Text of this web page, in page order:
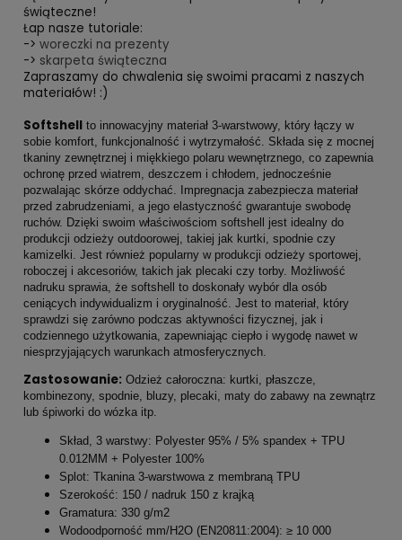
świąteczne!
Łap nasze tutoriale:
-> woreczki na prezenty
-> skarpeta świąteczna
Zapraszamy do chwalenia się swoimi pracami z naszych
materiałów! :)
Softshell to innowacyjny materiał 3-warstwowy, który łączy w
sobie komfort, funkcjonalność i wytrzymałość. Składa się z mocnej
tkaniny zewnętrznej i miękkiego polaru wewnętrznego, co zapewnia
ochronę przed wiatrem, deszczem i chłodem, jednocześnie
pozwalając skórze oddychać. Impregnacja zabezpiecza materiał
przed zabrudzeniami, a jego elastyczność gwarantuje swobodę
ruchów. Dzięki swoim właściwościom softshell jest idealny do
produkcji odzieży outdoorowej, takiej jak kurtki, spodnie czy
kamizelki. Jest również popularny w produkcji odzieży sportowej,
roboczej i akcesoriów, takich jak plecaki czy torby. Możliwość
nadruku sprawia, że softshell to doskonały wybór dla osób
ceniących indywidualizm i oryginalność. Jest to materiał, który
sprawdzi się zarówno podczas aktywności fizycznej, jak i
codziennego użytkowania, zapewniając ciepło i wygodę nawet w
niesprzyjających warunkach atmosferycznych.
Zastosowanie: Odzież całoroczna: kurtki, płaszcze,
kombinezony, spodnie, bluzy, plecaki, maty do zabawy na zewnątrz
lub śpiworki do wózka itp.
Skład, 3 warstwy: Polyester 95% / 5% spandex + TPU
0.012MM + Polyester 100%
Splot: Tkanina 3-warstwowa z membraną TPU
Szerokość: 150 / nadruk 150 z krajką
Gramatura: 330 g/m2
Wodoodporność mm/H2O (EN20811:2004): ≥ 10 000